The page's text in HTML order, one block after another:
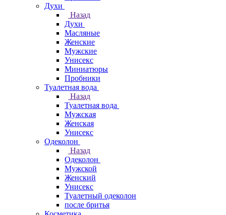
Духи
Назад
Духи
Масляные
Женские
Мужские
Унисекс
Миниатюры
Пробники
Туалетная вода
Назад
Туалетная вода
Мужская
Женская
Унисекс
Одеколон
Назад
Одеколон
Мужской
Женский
Унисекс
Туалетный одеколон
после бритья